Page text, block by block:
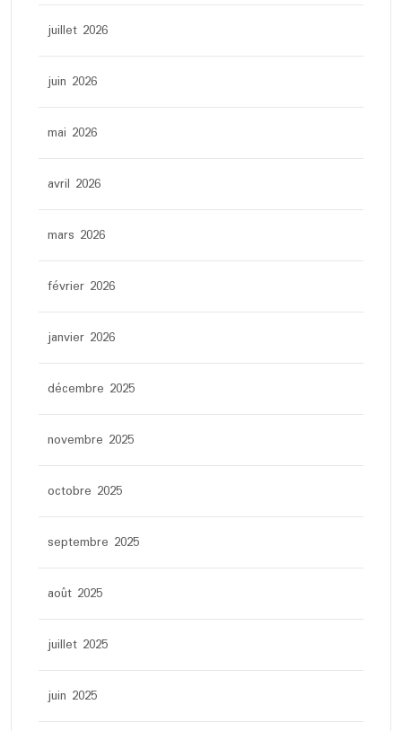
juillet 2026
juin 2026
mai 2026
avril 2026
mars 2026
février 2026
janvier 2026
décembre 2025
novembre 2025
octobre 2025
septembre 2025
août 2025
juillet 2025
juin 2025